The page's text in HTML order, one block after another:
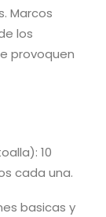
Marcos
los
provoquen
10
cada una.
basicas y